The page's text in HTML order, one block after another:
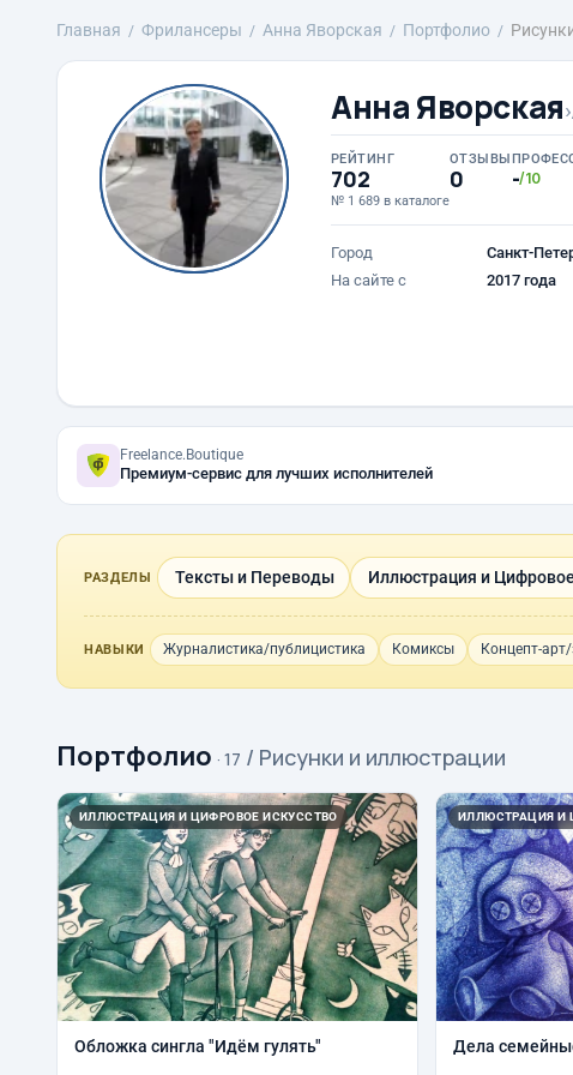
Главная Фрилансеры Анна Яворская Портфолио
Анна Яворская›
РЕЙТИНГ
702
№ 1 689 в каталоге
ОТЗЫВЫ
0 -/10
Город
Санкт-
На сайте с
2017 года
Freelance.Boutique
Премиум-сервис для лучших исполнителей
РАЗДЕЛЫ Тексты и Переводы Иллюстрация и
НАВЫКИ Журналистика/публицистика Комиксы Концепт-
Портфолио · 17 / Рисунки и иллюстрации
ИЛЛЮСТРАЦИЯ И ЦИФРОВОЕ ИСКУССТВО
Обложка сингла "Идём гулять"
ИЛЛЮСТРАЦИЯ И
Дела